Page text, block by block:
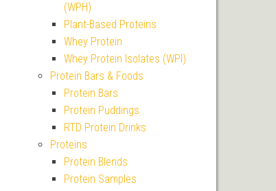
(WPH)
Plant-Based Proteins
Whey Protein
Whey Protein Isolates (WPI)
Protein Bars & Foods
Protein Bars
Protein Puddings
RTD Protein Drinks
Proteins
Protein Blends
Protein Samples